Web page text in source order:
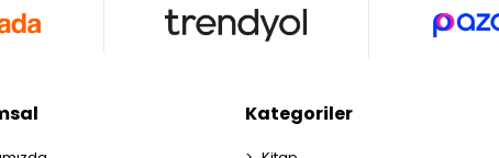
Kategoriler